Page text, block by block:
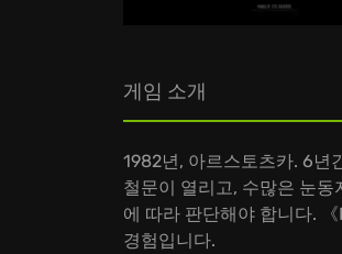
게임 소개
1982년, 아르스토츠카. 6년
철문이 열리고, 수많은 눈
에 따라 판단해야 합니다.
경험입니다.